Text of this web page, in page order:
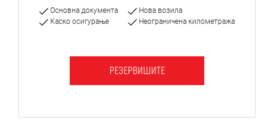
Основна документа
Каско осигурање
Нова возила
Неограничена километража
РЕЗЕРВИШИТЕ